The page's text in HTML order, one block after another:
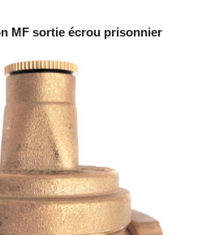
MF sortie écrou prisonnier